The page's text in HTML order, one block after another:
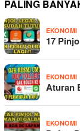
PALING
EKONOMI
17
EKONOMI
Aturan
EKONOMI